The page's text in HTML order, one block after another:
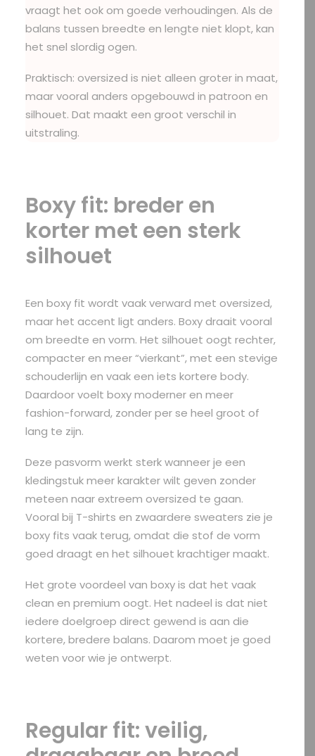
vraagt het ook om goede verhoudingen. Als de
balans tussen breedte en lengte niet klopt, kan
het snel slordig ogen.
Praktisch: oversized is niet alleen groter in maat,
maar vooral anders opgebouwd in patroon en
silhouet. Dat maakt een groot verschil in
uitstraling.
Boxy fit: breder en
korter met een sterk
silhouet
Een boxy fit wordt vaak verward met oversized,
maar het accent ligt anders. Boxy draait vooral
om breedte en vorm. Het silhouet oogt rechter,
compacter en meer “vierkant”, met een stevige
schouderlijn en vaak een iets kortere body.
Daardoor voelt boxy moderner en meer
fashion-forward, zonder per se heel groot of
lang te zijn.
Deze pasvorm werkt sterk wanneer je een
kledingstuk meer karakter wilt geven zonder
meteen naar extreem oversized te gaan.
Vooral bij T-shirts en zwaardere sweaters zie je
boxy fits vaak terug, omdat die stof de vorm
goed draagt en het silhouet krachtiger maakt.
Het grote voordeel van boxy is dat het vaak
clean en premium oogt. Het nadeel is dat niet
iedere doelgroep direct gewend is aan die
kortere, bredere balans. Daarom moet je goed
weten voor wie je ontwerpt.
Regular fit: veilig,